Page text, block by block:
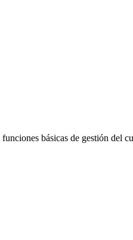
básicas de gestión del